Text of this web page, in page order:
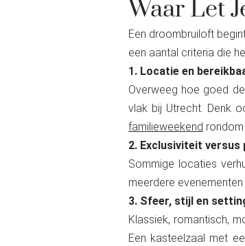
Waar Let
Een droombruiloft
een aantal criteria die
1. Locatie en
Overweeg hoe goed
vlak bij Utrecht. Denk
familieweekend rondom
2. Exclusiviteit versus
Sommige locaties
meerdere
3. Sfeer, stijl en
Klassiek, romantisch,
Een kasteelzaal met